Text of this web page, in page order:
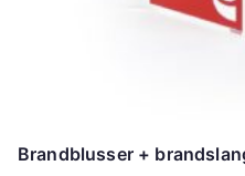
Brandblusser +